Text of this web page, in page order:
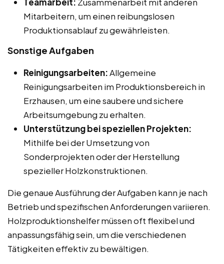
Mitarbeitern, um einen reibungslosen
Produktionsablauf zu gewährleisten.
Sonstige Aufgaben
Reinigungsarbeiten:Allgemeine
Reinigungsarbeiten im Produktionsbereich in
Erzhausen, um eine saubere und sichere
Arbeitsumgebung zu erhalten.
Unterstützung bei speziellen Projekten:
Mithilfe bei der Umsetzung von
Sonderprojekten oder der Herstellung
spezieller Holzkonstruktionen.
Die genaue Ausführung der Aufgaben kann je nach
Betrieb und spezifischen Anforderungen variieren.
Holzproduktionshelfer müssen oft flexibel und
anpassungsfähig sein, um die verschiedenen
Tätigkeiten effektiv zu bewältigen.